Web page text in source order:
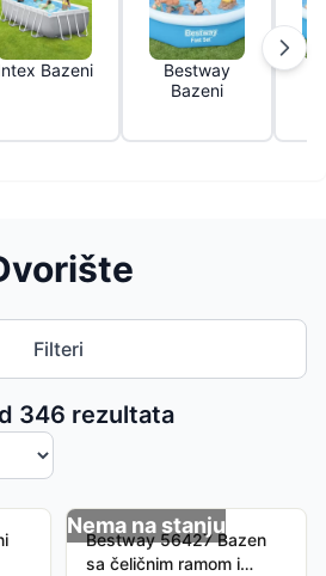
Bazeni
Bestway
Bazeni
Filteri
346 rezultata
Nema na stanju
Bestway 56427 Bazen
sa čeličnim ramom i